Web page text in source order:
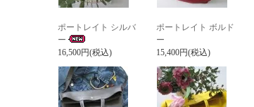
ポートレイト シルバ
ー
16,500円(税込)
ポートレイト ボルド
ー
15,400円(税込)